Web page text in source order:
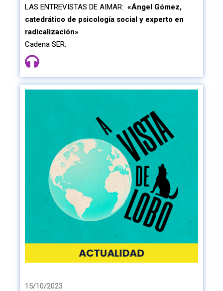
LAS ENTREVISTAS DE AIMAR: «Ángel Gómez,
catedrático de psicología social y experto en
radicalización»
Cadena SER.
15/10/2023